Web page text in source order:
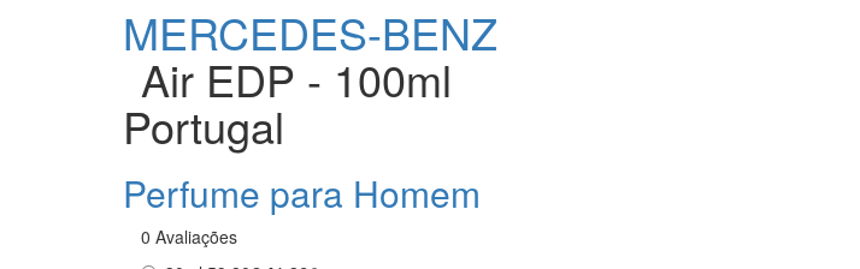
MERCEDES-BENZ
Air EDP - 100ml
Portugal
Perfume para Homem
0 Avaliações